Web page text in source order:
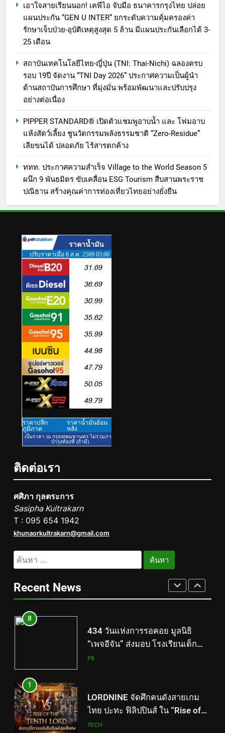
เอาใจสายเรียนนอก! เคพีไอ จับมือ ธนาคารกรุงไทย ปล่อย
แผนประกัน “GEN U INTER” ยกระดับความคุ้มครองค่า
รักษาเจ็บป่วย-อุบัติเหตุสูงสุด 5 ล้าน มีแผนประกันเลือกได้ 3-
25 เดือน
สถาบันเทคโนโลยีไทย-ญี่ปุ่น (TNI: Thai-Nichi) ฉลองครบ
รอบ 19ปี จัดงาน “TNI Day 2026” ประกาศความเป็นผู้นำ
ด้านสถาบันการศึกษา ที่มุ่งมั่น พร้อมพัฒนาและปรับปรุง
อย่างต่อเนื่อง
PIPPER STANDARD® เปิดตัวแชมพูอาบน้ำ และ โฟมอาบ
แห้งสัตว์เลี้ยง ชูนวัตกรรมพลังธรรมชาติ “Zero-Residue”
เลียขนได้ ปลอดภัย ไร้สารตกค้าง
ททท. ประกาศความสำเร็จ Village to the World Season 5
ผนึก 9 พันธมิตร ขับเคลื่อน ESG Tourism สืบสานพระราช
ปณิธาน สร้างคุณค่าการท่องเที่ยวไทยอย่างยั่งยืน
ติดต่อเรา
ศศิภา กุลตระการ
Sasipha Kultrakarn
T : 095 654 1942
khunaorkultrakarn@gmail.com
ค้นหา
สำหรับ:
Recent News
ใหม่กลางสถานี MRT วาง POVA 8
Series จุดเริ่มต้นครั้งสำคัญ
434 วันแห่งการรอคอย มูลนิธิ
พิเศษทองผาภูมิ ให้กระทรวง
ศึกษาธิการ ส่งต่อโอกาสทางการ
ศึกษาให้เด็กพิเศษกว่า 100 คน ใช้
ให้กลายเป็นโรงเรียนแห่งความหวัง
PR
1
ไทย ปะทะ ฟิลิปปินส์ ใน “Rise of
the Tenth Lord” เปิดสงครามกิลด์
ข้ามประเทศ ฉลองเซิร์ฟเวอร์ใหม่
TECH
เอาใจสายเรียนนอก! เคพีไอ จับมือ
ธนาคารกรุงไทย ปล่อยแผนประกัน
“GEN U INTER” ยกระดับความ
คุ้มครองค่ารักษาเจ็บป่วย-อุบัติเหตุ
3-25 เดือน
PR
สถาบันเทคโนโลยีไทย-ญี่ปุ่น (TNI:
Thai-Nichi) ฉลองครบรอบ 19ปี จัด
งาน “TNI Day 2026” ประกาศ
ศึกษา ที่มุ่งมั่น พร้อมพัฒนาและ
ปรับปรุงอย่างต่อเนื่อง
PR
4
PIPPER STANDARD® เปิดตัว
แชมพูอาบน้ำ และ โฟมอาบแห้ง
ได้ ปลอดภัย ไร้สารตกค้าง
PR
ททท. ประกาศความสำเร็จ Village
to the World Season 5 ผนึก 9
สืบสานพระราชปณิธาน สร้าง
คุณค่าการท่องเที่ยวไทยอย่างยั่งยืน
PR
6
เหิงลี่ แมนูแฟคเจอริ่ง เทคโนโลยี
(ไทยแลนด์) เปิดโรงงานแห่งใหม่
เท็ม เสิร์ฟใหญ่ปักหมุดแลนมาร์ค
Series จุดเริ่มต้นครั้งสำคัญ
PR
434 วันแห่งการรอคอย มูลนิธิ
“เพจอีจัน” ส่งมอบ โรงเรียนเด็ก
พิเศษทองผาภูมิ ให้กระทรวง
เวลา 434 วัน เปลี่ยนพื้นที่ว่างเปล่า
ให้กลายเป็นโรงเรียนแห่งความหวัง
1
LORDNINE จัดศึกคนดังสายเกม
ไทย ปะทะ ฟิลิปปินส์ ใน “Rise of
the Tenth Lord” เปิดสงครามกิลด์
TECH
2
เอาใจสายเรียนนอก! เคพีไอ จับมือ
ธนาคารกรุงไทย ปล่อยแผนประกัน
“GEN U INTER” ยกระดับความ
PR